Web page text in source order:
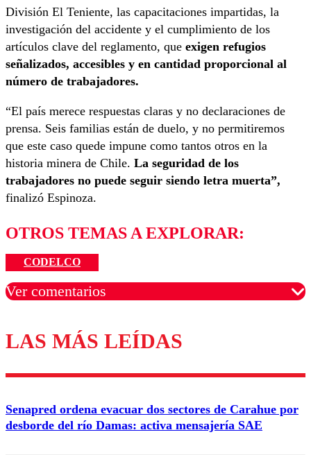
División El Teniente, las capacitaciones impartidas, la
investigación del accidente y el cumplimiento de los
artículos clave del reglamento, que exigen refugios
señalizados, accesibles y en cantidad proporcional al
número de trabajadores.
“El país merece respuestas claras y no declaraciones de
prensa. Seis familias están de duelo, y no permitiremos
que este caso quede impune como tantos otros en la
historia minera de Chile. La seguridad de los
trabajadores no puede seguir siendo letra muerta”,
finalizó Espinoza.
OTROS TEMAS A EXPLORAR:
CODELCO
Ver comentarios
Los comentarios son moderados para garantizar un
diálogo respetuoso.
Nombre
Correo
LAS MÁS LEÍDAS
Senapred ordena evacuar dos sectores de Carahue por
desborde del río Damas: activa mensajería SAE